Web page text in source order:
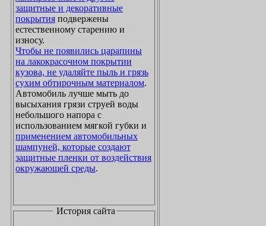
защитные и декоративные
покрытия подвержены
естественному старению и
износу.
Чтобы не появились царапины
на лакокрасочном покрытии
кузова, не удаляйте пыль и грязь
сухим обтирочным материалом.
Автомобиль лучше мыть до
высыхания грязи струей воды
небольшого напора с
использованием мягкой губки и
применением автомобильных
шампуней, которые создают
защитные пленки от воздействия
окружающей среды.
История сайта